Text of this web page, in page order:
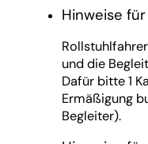
Hinweise
und die
Dafür bitte 1
Ermäßigung
Begleiter).